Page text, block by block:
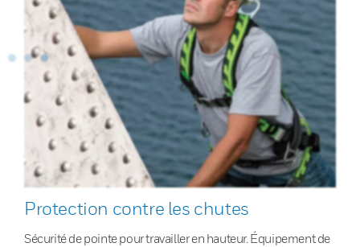
Protection contre les chutes
Sécurité de pointe pour travailler en hauteur. Équipement de